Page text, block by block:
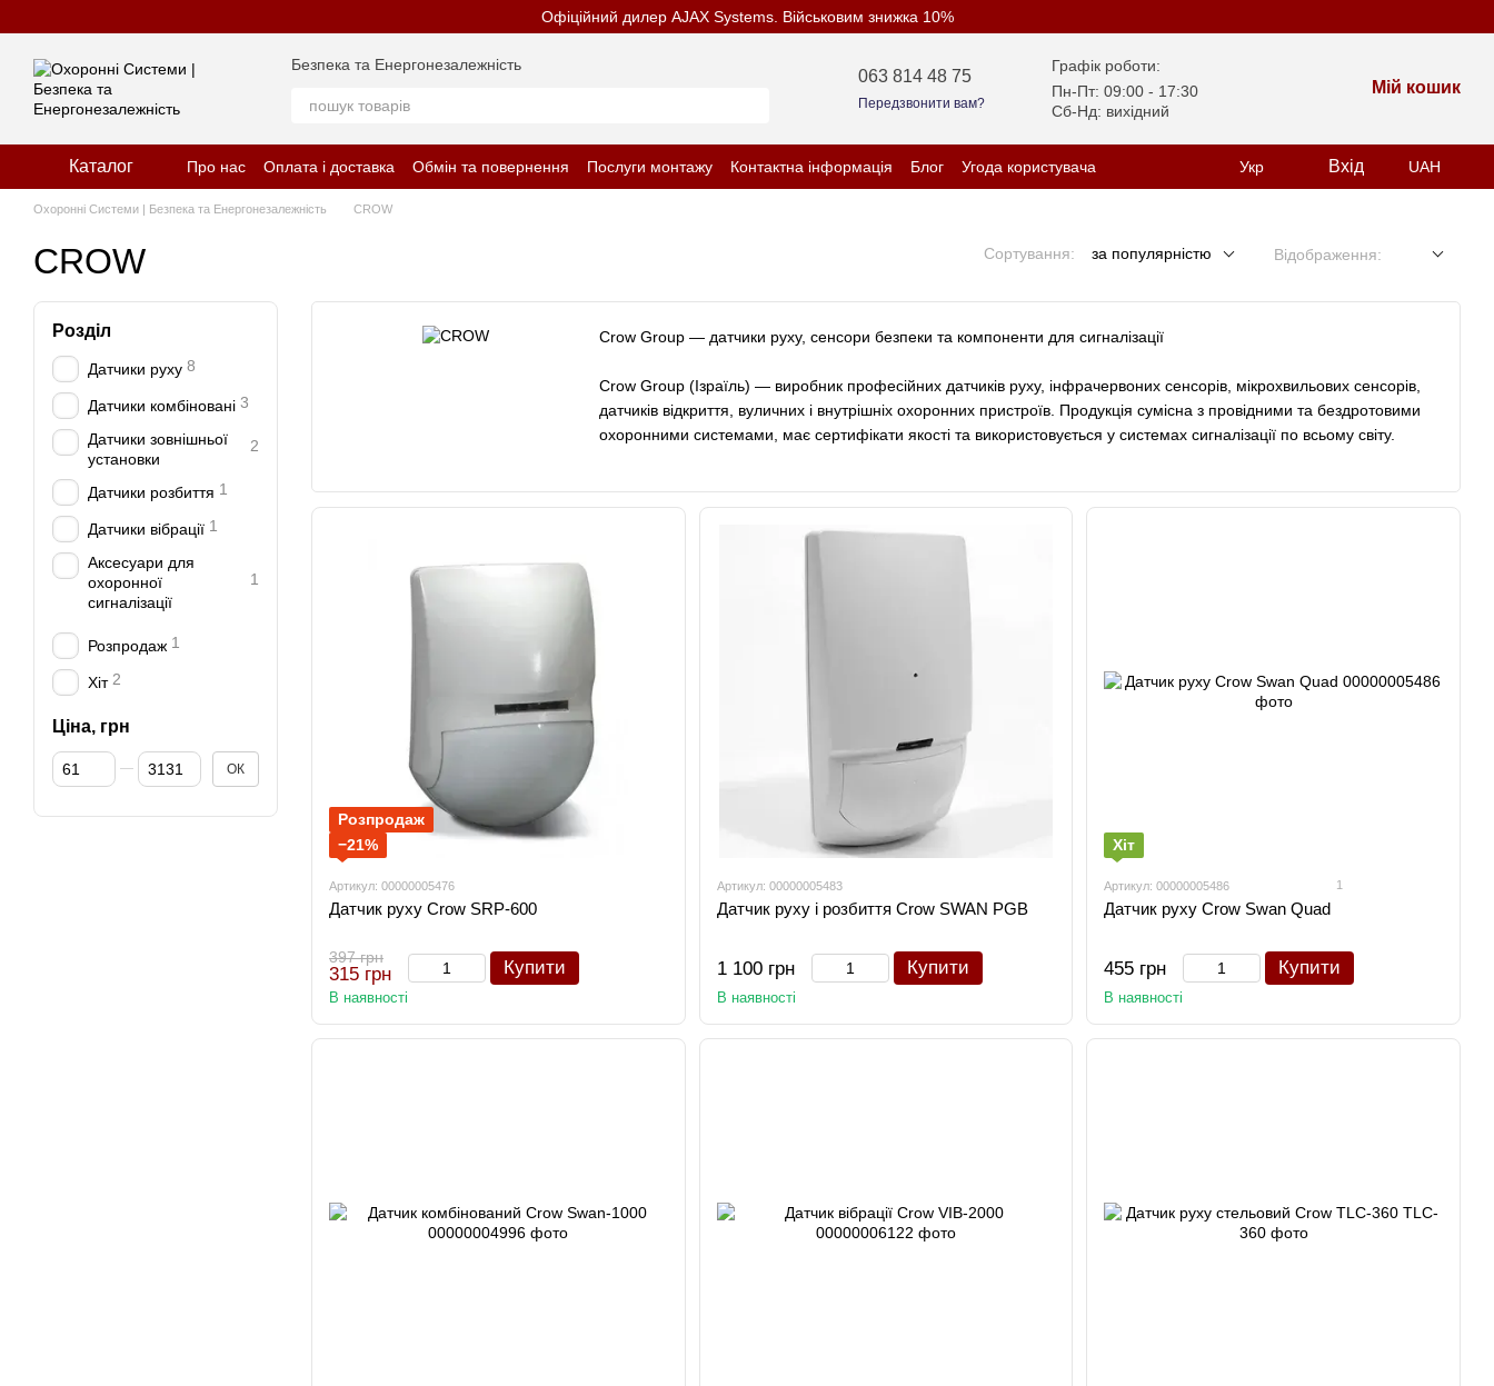
Офіційний дилер AJAX Systems. Військовим знижка 10%
Безпека та Енергонезалежність
063 814 48 75
Передзвонити вам?
Графік роботи:
Пн-Пт: 09:00 - 17:30
Сб-Нд: вихідний
Мій кошик
Каталог Про нас Оплата і доставка Обмін та повернення Послуги монтажу Контактна інформація Блог
Угода користувача
Відгуки про магазин
Політика конфіденційності
Укр Вхід UAH
Охоронні Системи | Безпека та Енергонезалежність CROW
CROW Сортування: за популярністю Відображення:
Crow Group — датчики руху, сенсори безпеки та компоненти для сигналізації
Crow Group (Ізраїль) — виробник професійних датчиків руху, інфрачервоних сенсорів, мікрохвильових сенсорів,
датчиків відкриття, вуличних і внутрішніх охоронних пристроїв. Продукція сумісна з провідними та бездротовими
охоронними системами, має сертифікати якості та використовується у системах сигналізації по всьому світу.
точне виявлення руху, захист від хибних спрацювань, робота у складних погодних умовах, сумісність із різними
Розпродаж
−21%
Артикул: 00000005476
Датчик руху Crow SRP-600
397 грн
315 грн Купити
В наявності
Артикул: 00000005483
Датчик руху і розбиття Crow SWAN PGB
1 100 грн Купити
В наявності
Хіт
Артикул: 00000005486 1
Датчик руху Crow Swan Quad
455 грн Купити
В наявності
Розділ
Датчики руху 8
Датчики комбіновані 3
Датчики зовнішньої
установки
2
Датчики розбиття 1
Датчики вібрації 1
Аксесуари для
охоронної
сигналізації
1
Розпродаж 1
Хіт 2
Ціна, грн
Від Ціна, грн
До Ціна, грн ОК